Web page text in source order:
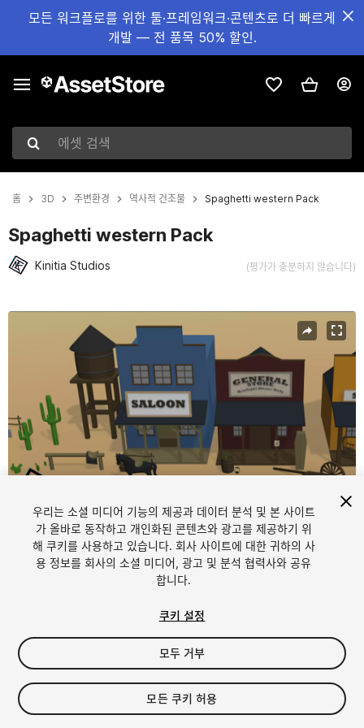
모든 워크플로를 위한 툴·프레임워크·콘텐츠로 더 빠르게
개발 — 전 품목 50% 할인.
에셋 검색
홈 3D 주변환경 역사적 건조물 Spaghetti western Pack
Spaghetti western Pack
Kinitia Studios (평가가 충분하지 않습니다)
현재 슬라이드: 1 / 7
1/7
$5.99
세금/부가세는 결제 시 반영됩니다.
우리는 소셜 미디어 기능의 제공과 데이터 분석 및 본 사이트
가 올바로 동작하고 개인화된 콘텐츠와 광고를 제공하기 위
해 쿠키를 사용하고 있습니다. 회사 사이트에 대한 귀하의 사
용 정보를 회사의 소셜 미디어, 광고 및 분석 협력사와 공유
합니다.
쿠키 설정
모두 거부
모든 쿠키 허용